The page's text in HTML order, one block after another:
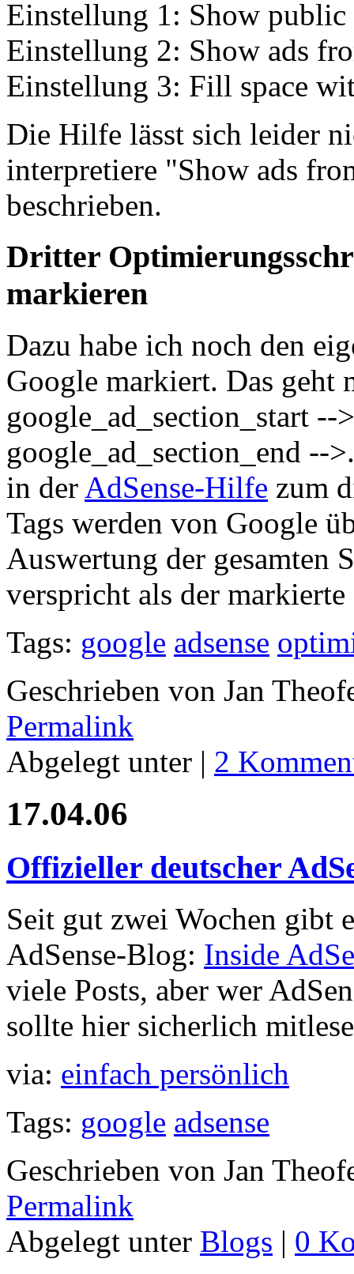
Einstellung 1: Show public
Einstellung 2: Show ads
Einstellung 3: Fill space
Die Hilfe lässt sich leider
interpretiere "Show ads
beschrieben.
Dritter
markieren
Dazu habe ich noch den
Google markiert. Das geht
google_ad_section_start --
google_ad_section_end --
in der AdSense-Hilfe zum
Tags werden von Google
Auswertung der gesamten
verspricht als der
Tags: google adsense
Geschrieben von Jan
Permalink
Abgelegt unter | 2
17.04.06
Offizieller deutscher
Seit gut zwei Wochen gibt
AdSense-Blog: Inside
viele Posts, aber wer
sollte hier sicherlich
via: einfach persönlich
Tags: google adsense
Geschrieben von Jan
Permalink
Abgelegt unter Blogs | 0